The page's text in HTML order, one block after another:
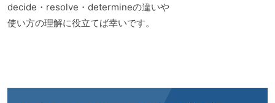
decide・resolve・determineの違いや
使い方の理解に役立てば幸いです。